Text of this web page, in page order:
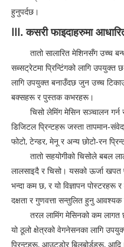
हुनुपर्दछ।
III. कसरी फाइदाहरुमा
तातो सालारित मेशिनसँग उच्च
सब्सट्रेटमा प्रिन्टिंगको लागि
लागि उपयुक्त बनाउँदछ जुन उच्च
बक्सहरू र पुस्तक कभरहरू।
चिसो लेमिंग मेसिन सञ्चालन गर्न
डिजिटल प्रिन्टहरू जस्ता तापमान-
फोटो, टेन्डर, मेनू र अन्य छोटो-रन
तातो सहयोगीको चिसोले बबल
लालसाइदै र चिसो। यसको ऊर्जा खपत
भन्दा कम छ, र यो विज्ञापन पोस्टरहरू
दक्षता र गुणवत्ता सन्तुलित हुनु
तरल लामिंग मेसिनको कम लागत छ
यो ठूलो क्षेत्रको वेगनेसनका लागि
प्रिन्टहरू, आउटडोर बिलबोर्डहरू,